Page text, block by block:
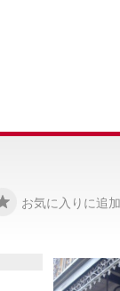
お気に入りに追加